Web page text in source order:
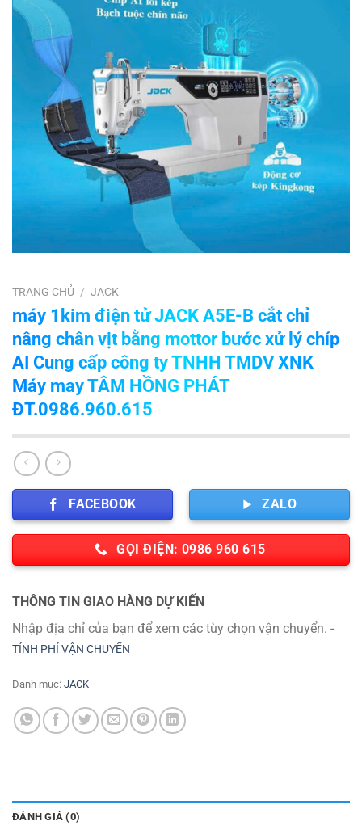
TRANG CHỦ / JACK
máy 1kim điện tử JACK A5E-B cắt chỉ
nâng chân vịt bằng mottor bước xử lý chíp
AI Cung cấp công ty TNHH TMDV XNK
Máy may TÂM HỒNG PHÁT
ĐT.0986.960.615
FACEBOOK ZALO
GỌI ĐIỆN: 0986 960 615
THÔNG TIN GIAO HÀNG DỰ KIẾN
Nhập địa chỉ của bạn để xem các tùy chọn vận chuyển. -
TÍNH PHÍ VẬN CHUYỂN
Danh mục: JACK
ĐÁNH GIÁ (0)